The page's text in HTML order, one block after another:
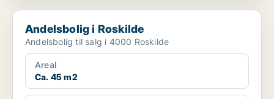
Andelsbolig i Roskilde
Andelsbolig i Roskilde
Andelsbolig til salg i 4000 Roskilde
Areal
Ca. 45 m2